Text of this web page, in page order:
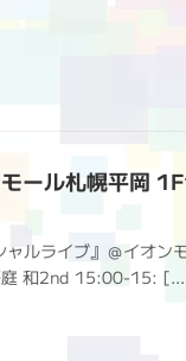
ル札幌平岡 1F
ルライブ』＠イオン
和2nd 15:00-15: